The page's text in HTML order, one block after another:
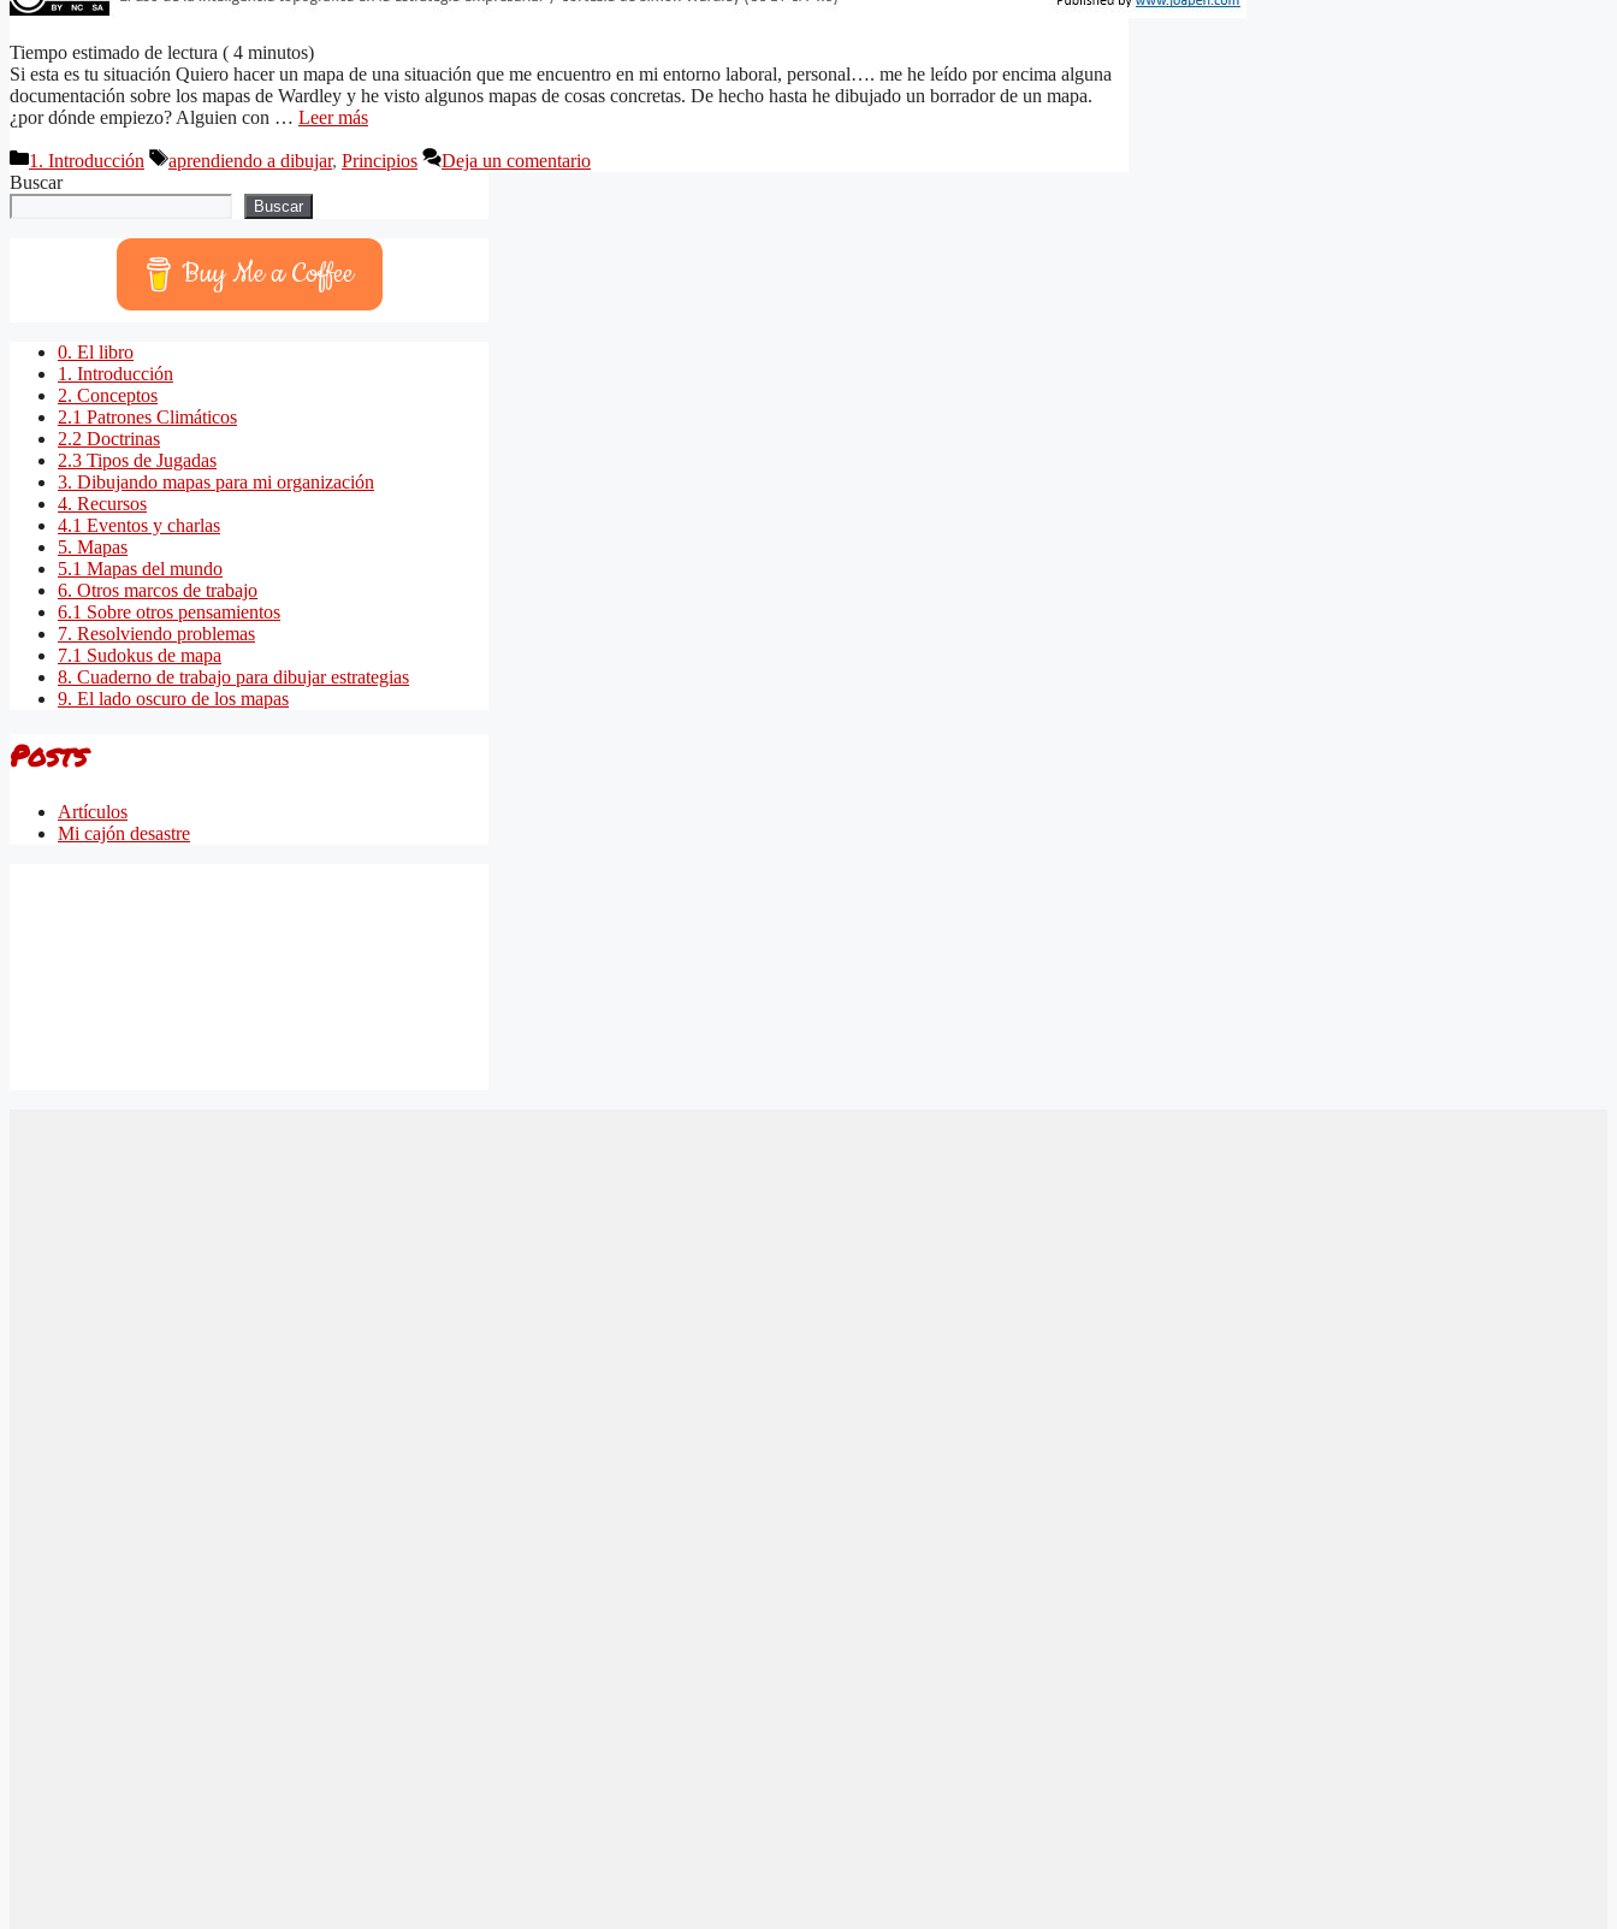
Tiempo estimado de lectura ( 4 minutos)
Si esta es tu situación Quiero hacer un mapa de una situación que me encuentro en mi entorno laboral, personal…. me he leído por encima alguna
documentación sobre los mapas de Wardley y he visto algunos mapas de cosas concretas. De hecho hasta he dibujado un borrador de un mapa.
¿por dónde empiezo? Alguien con … Leer más
Categorías
1. Introducción Etiquetas
aprendiendo a dibujar, Principios
Deja un comentario
Buscar
Buscar
Buy Me a Coffee
0. El libro
1. Introducción
2. Conceptos
2.1 Patrones Climáticos
2.2 Doctrinas
2.3 Tipos de Jugadas
3. Dibujando mapas para mi organización
4. Recursos
4.1 Eventos y charlas
5. Mapas
5.1 Mapas del mundo
6. Otros marcos de trabajo
6.1 Sobre otros pensamientos
7. Resolviendo problemas
7.1 Sudokus de mapa
8. Cuaderno de trabajo para dibujar estrategias
9. El lado oscuro de los mapas
Posts
Artículos
Mi cajón desastre